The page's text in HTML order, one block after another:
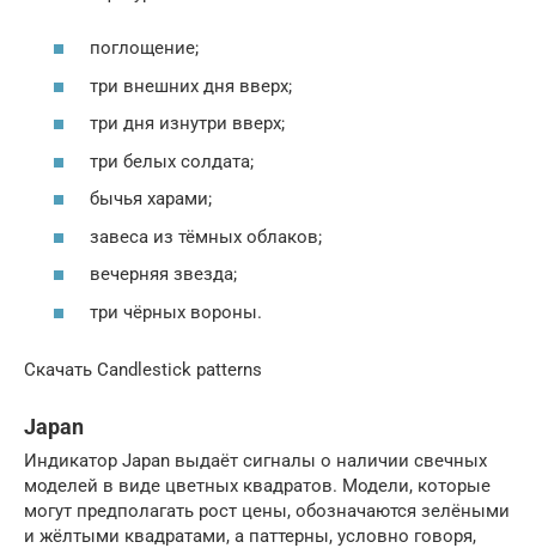
поглощение;
три внешних дня вверх;
три дня изнутри вверх;
три белых солдата;
бычья харами;
завеса из тёмных облаков;
вечерняя звезда;
три чёрных вороны.
Скачать Candlestick patterns
Japan
Индикатор Japan выдаёт сигналы о наличии свечных
моделей в виде цветных квадратов. Модели, которые
могут предполагать рост цены, обозначаются зелёными
и жёлтыми квадратами, а паттерны, условно говоря,